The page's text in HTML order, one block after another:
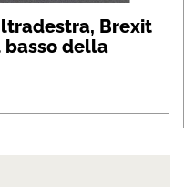
Brexit
basso della